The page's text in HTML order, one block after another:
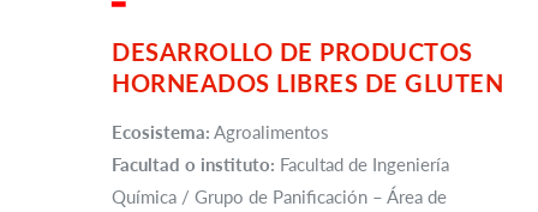
DESARROLLO DE PRODUCTOS
HORNEADOS LIBRES DE GLUTEN
Ecosistema: Agroalimentos
Facultad o instituto: Facultad de Ingeniería
Química / Grupo de Panificación – Área de